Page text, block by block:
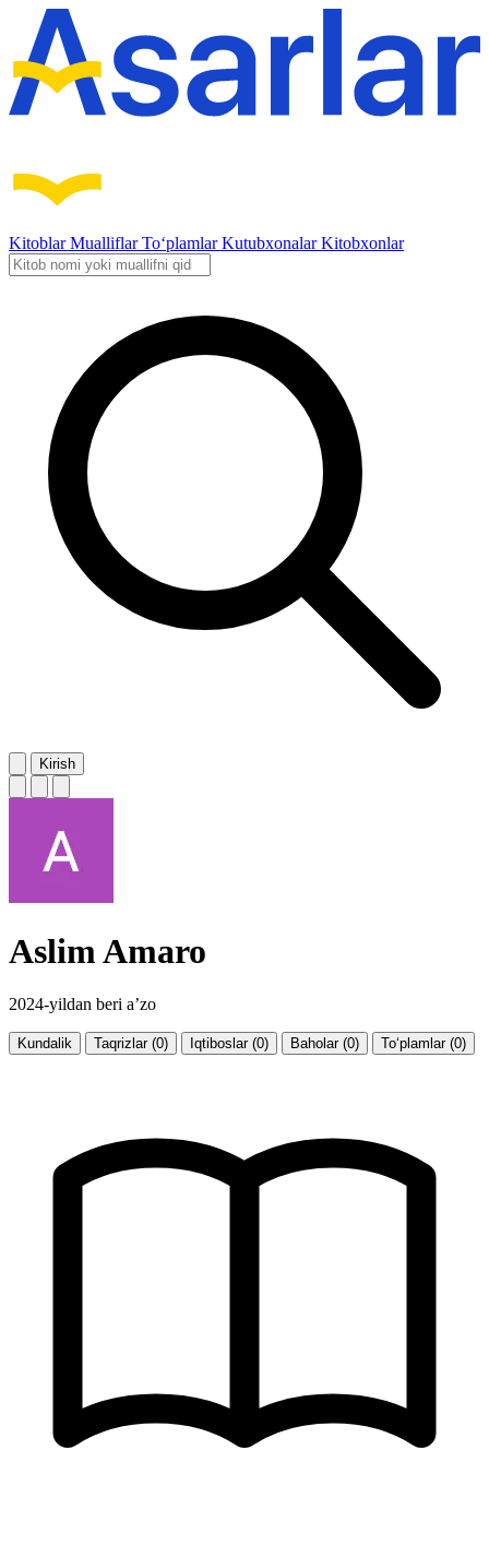
KitoblarMualliflarTo‘plamlarKutubxonalarKitobxonlar
Kirish
Aslim Amaro
2024-yildan beri a’zo
Kundalik Taqrizlar (0) Iqtiboslar (0) Baholar (0) To‘plamlar (0)